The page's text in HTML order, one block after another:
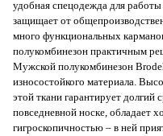
удобная спецодежда для
защищает от
много функциональных
полукомбинезон практичным
Мужской полукомбинезон
износостойкого материала.
этой ткани гарантирует
повседневной носке, обладает
гигроскопичностью – в ней